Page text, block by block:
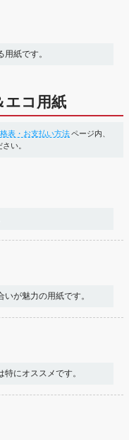
紙です。
エコ用紙
表・お支払い方法ページ内、
い。
が魅力の用紙です。
にオススメです。